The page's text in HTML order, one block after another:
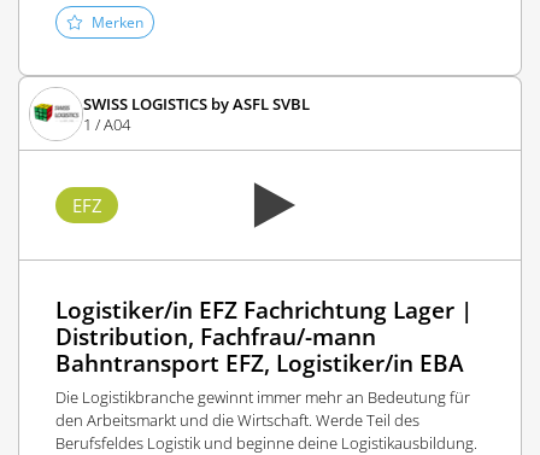
Merken
SWISS LOGISTICS by ASFL SVBL
1 / A04
EFZ
Logistiker/in EFZ Fachrichtung Lager |
Distribution, Fachfrau/-mann
Bahntransport EFZ, Logistiker/in EBA
Die Logistikbranche gewinnt immer mehr an Bedeutung für
den Arbeitsmarkt und die Wirtschaft. Werde Teil des
Berufsfeldes Logistik und beginne deine Logistikausbildung.